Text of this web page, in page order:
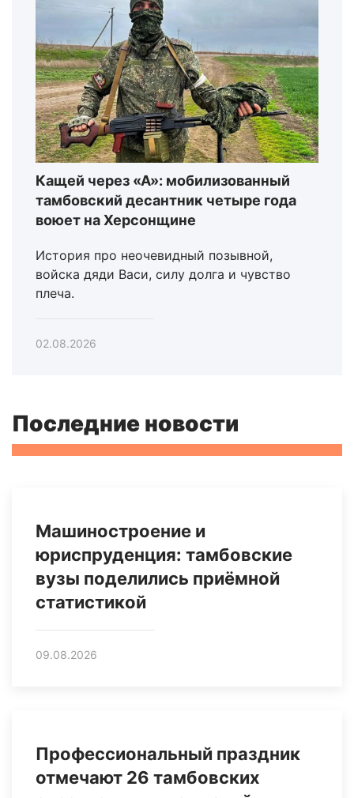
Кащей через «А»: мобилизованный
тамбовский десантник четыре года
воюет на Херсонщине
История про неочевидный позывной,
войска дяди Васи, силу долга и чувство
плеча.
02.08.2026
Последние новости
Машиностроение и
юриспруденция: тамбовские
вузы поделились приёмной
статистикой
09.08.2026
Профессиональный праздник
отмечают 26 тамбовских